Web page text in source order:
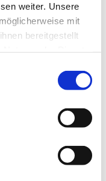
weiter. Unsere
mit
bereitgestellt